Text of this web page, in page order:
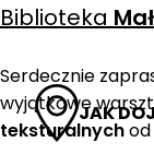
JAK
Biblioteka
Serdecznie
wyjątkowe
teksturalnych